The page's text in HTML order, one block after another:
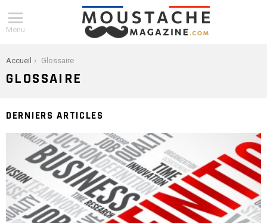
Menu
You are here:
Accueil Glossaire
GLOSSAIRE
DERNIERS ARTICLES